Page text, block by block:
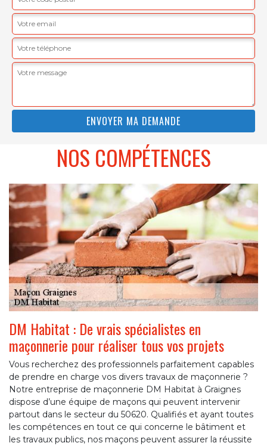
NOS COMPÉTENCES
DM Habitat : De vrais spécialistes en
maçonnerie pour réaliser tous vos projets
Vous recherchez des professionnels parfaitement capables
de prendre en charge vos divers travaux de maçonnerie ?
Notre entreprise de maçonnerie DM Habitat à Graignes
dispose d’une équipe de maçons qui peuvent intervenir
partout dans le secteur du 50620. Qualifiés et ayant toutes
les compétences en tout ce qui concerne le bâtiment et
les travaux publics, nos maçons peuvent assurer la réussite